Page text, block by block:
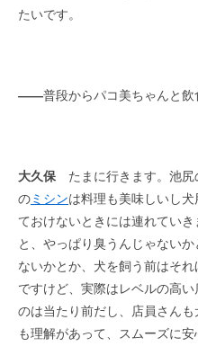
たいです。
――普段からパコ美ちゃんと飲
大久保 たまに行きます。池尻
のミシンは料理も美味しいし
ておけないときには連れてい
と、やっぱり臭うんじゃない
ないかとか、犬を飼う前はそ
ですけど、実際はレベルの高
のは当たり前だし、店員さん
も理解があって、スムーズに安